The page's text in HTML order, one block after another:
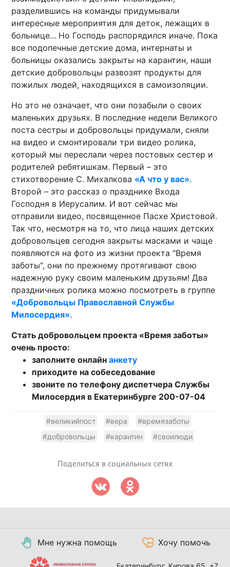
разделившись на команды придумывали
интересные мероприятия для деток, лежащих в
больнице... Но Господь распорядился иначе. Пока
все подопечные детские дома, интернаты и
больницы оказались закрыты на карантин, наши
детские добровольцы развозят продукты для
пожилых людей, находящихся в самоизоляции.
Но это не означает, что они позабыли о своих
маленьких друзьях. В последние недели Великого
поста сестры и добровольцы придумали, сняли
на видео и смонтировали три видео ролика,
который мы переслали через постовых сестер и
родителей ребятишкам. Первый – это
стихотворение С. Михалкова «А что у вас».
Второй – это рассказ о празднике Входа
Господня в Иерусалим. И вот сейчас мы
отправили видео, посвященное Пасхе Христовой.
Так что, несмотря на то, что лица наших детских
добровольцев сегодня закрыты масками и чаще
появляются на фото из жизни проекта "Время
заботы", они по прежнему протягивают свою
надежную руку своим маленьким друзьям! Два
праздничных ролика можно посмотреть в группе
«Добровольцы Православной Службы
Милосердия».
Стать добровольцем проекта «Время заботы»
очень просто:
заполните онлайнанкету
приходите на собеседование
звоните по телефону диспетчера Службы
Милосердия в Екатеринбурге 200-07-04
#великийпост #вера
#времязаботы
#добровольцы
#карантин #своилюди
Поделиться в социальных сетях
Мне нужна помощь Хочу помочь